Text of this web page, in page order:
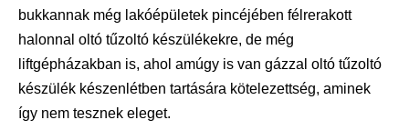
bukkannak még lakóépületek pincéjében félrerakott
halonnal oltó tűzoltó készülékekre, de még
liftgépházakban is, ahol amúgy is van gázzal oltó tűzoltó
készülék készenlétben tartására kötelezettség, aminek
így nem tesznek eleget.